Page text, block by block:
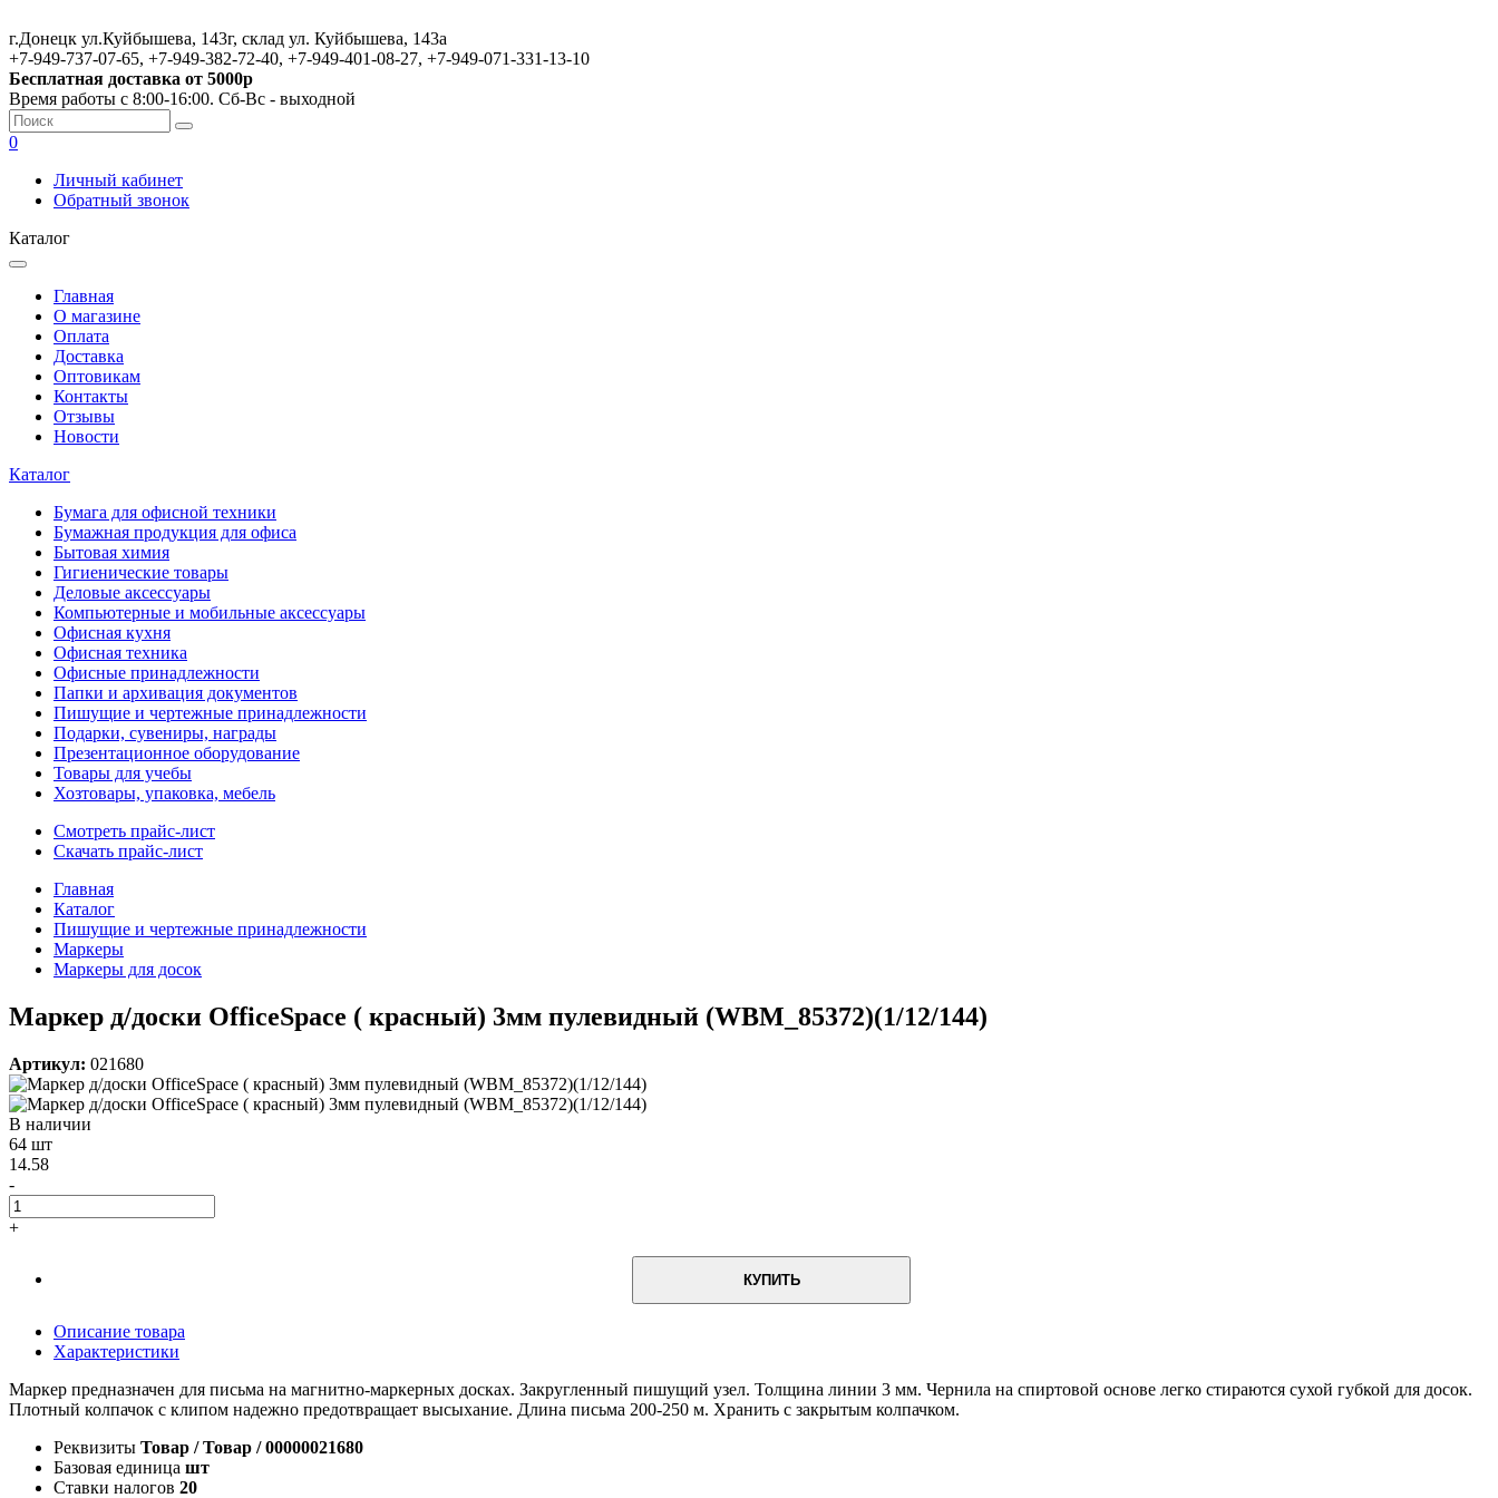
г.Донецк ул.Куйбышева, 143г, склад ул. Куйбышева, 143а
+7-949-737-07-65, +7-949-382-72-40, +7-949-401-08-27, +7-949-071-331-13-10
Бесплатная доставка от 5000р
Время работы с 8:00-16:00. Сб-Вс - выходной
0
Личный кабинет
Обратный звонок
Каталог
Главная
О магазине
Оплата
Доставка
Оптовикам
Контакты
Отзывы
Новости
Каталог
Бумага для офисной техники
Бумажная продукция для офиса
Бытовая химия
Гигиенические товары
Деловые аксессуары
Компьютерные и мобильные аксессуары
Офисная кухня
Офисная техника
Офисные принадлежности
Папки и архивация документов
Пишущие и чертежные принадлежности
Подарки, сувениры, награды
Презентационное оборудование
Товары для учебы
Хозтовары, упаковка, мебель
Смотреть прайс-лист
Скачать прайс-лист
Главная
Каталог
Пишущие и чертежные принадлежности
Маркеры
Маркеры для досок
Маркер д/доски OfficeSpace ( красный) 3мм пулевидный (WBM_85372)(1/12/144)
Артикул: 021680
В наличии
64 шт
14.58
-
+
КУПИТЬ
Описание товара
Характеристики
Маркер предназначен для письма на магнитно-маркерных досках. Закругленный пишущий узел. Толщина линии 3 мм. Чернила на спиртовой основе легко стираются сухой губкой для досок.
Плотный колпачок с клипом надежно предотвращает высыхание. Длина письма 200-250 м. Хранить с закрытым колпачком.
Реквизиты Товар / Товар / 00000021680
Базовая единица шт
Ставки налогов 20